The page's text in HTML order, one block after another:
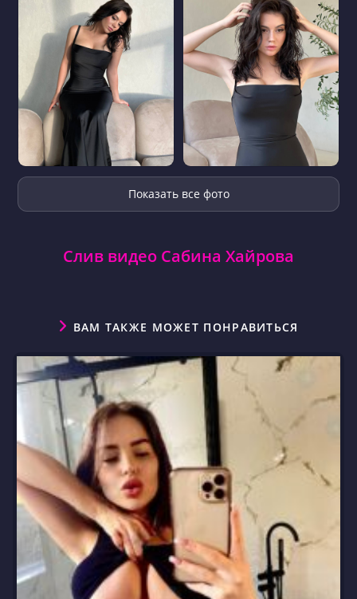
Показать все фото
Слив видео Сабина Хайрова
ВАМ ТАКЖЕ МОЖЕТ ПОНРАВИТЬСЯ